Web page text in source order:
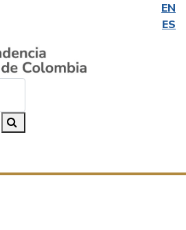
EN
ES